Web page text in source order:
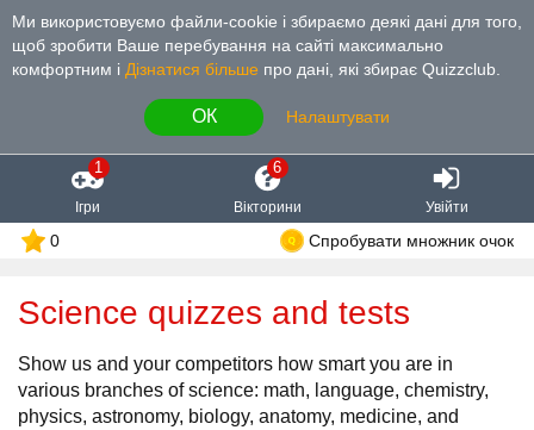
Ми використовуємо файли-cookie і збираємо деякі дані для того,
щоб зробити Ваше перебування на сайті максимально
комфортним і Дізнатися більше про дані, які збирає Quizzclub.
ОК Налаштувати
1
Ігри
6
Вікторини Увійти
0 Спробувати множник очок
Science quizzes and tests
Show us and your competitors how smart you are in
various branches of science: math, language, chemistry,
physics, astronomy, biology, anatomy, medicine, and